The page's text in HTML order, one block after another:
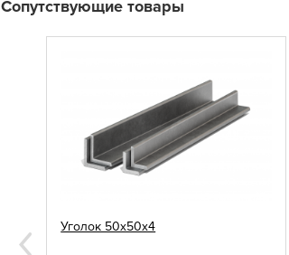
Сопутствующие товары
Уголок 50х50х4